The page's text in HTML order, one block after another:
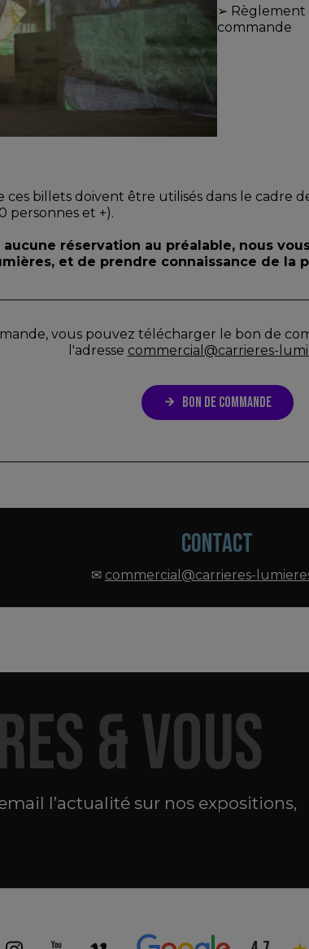
➢ Règlement
commande
billets doivent être utilisés dans le cadre
personnes et +).
réservation au préalable, nous
et de prendre connaissance de la
vous pouvez télécharger le bon de
l'adresse commercial@carrieres-
BON DE COMMANDE
CONTACT
✉ commercial@carrieres-
& VOUS
l’actualité sur nos expositions,